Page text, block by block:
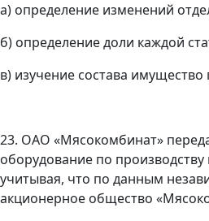
а) определение изменений
б) определение доли каждой
в) изучение состава имущество
23. ОАО «Мясокомбинат»
оборудование по
учитывая, что по данным
акционерное общество